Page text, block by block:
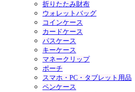
折りたたみ財布
ウォレットバッグ
コインケース
カードケース
パスケース
キーケース
マネークリップ
ポーチ
スマホ・PC・タブレット用品
ペンケース